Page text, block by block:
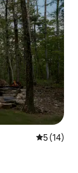
5 (14)